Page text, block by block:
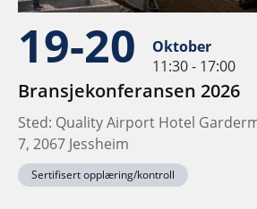
19-20
Oktober
11:30 - 17:00
Bransjekonferansen 2026
Sted: Quality Airport Hotel
7, 2067 Jessheim
Sertifisert opplæring/kontroll